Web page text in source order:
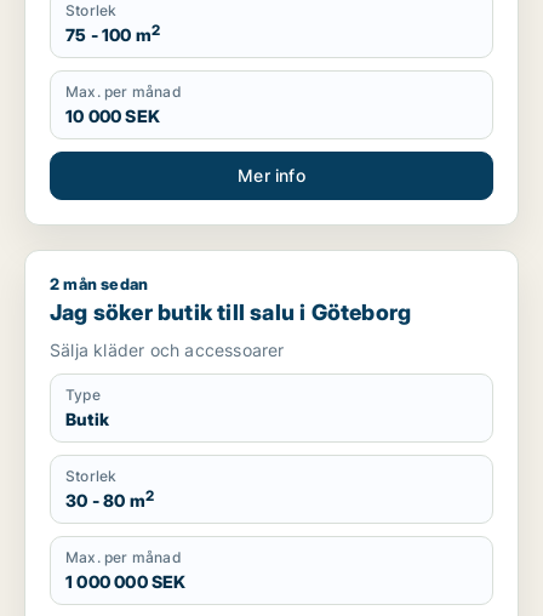
Storlek
75 - 100 m2
Max. per månad
10 000 SEK
Mer info
Jag söker butik till salu i Göteborg
2 mån sedan
Jag söker butik till salu i Göteborg
Sälja kläder och accessoarer
Type
Butik
Storlek
30 - 80 m2
Max. per månad
1 000 000 SEK